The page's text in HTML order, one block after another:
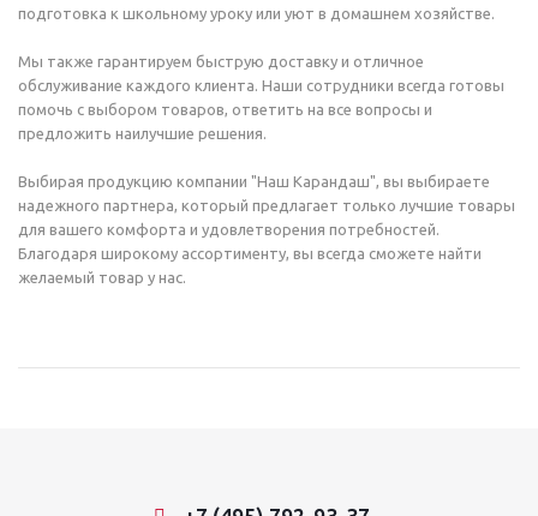
подготовка к школьному уроку или уют в домашнем хозяйстве.
Мы также гарантируем быструю доставку и отличное
обслуживание каждого клиента. Наши сотрудники всегда готовы
помочь с выбором товаров, ответить на все вопросы и
предложить наилучшие решения.
Выбирая продукцию компании "Наш Карандаш", вы выбираете
надежного партнера, который предлагает только лучшие товары
для вашего комфорта и удовлетворения потребностей.
Благодаря широкому ассортименту, вы всегда сможете найти
желаемый товар у нас.